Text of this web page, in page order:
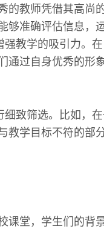
的教师凭借其高尚
够准确评估信息，
教学的吸引力。
通过自身优秀的形
细致筛选。比如，
教学目标不符的部
课堂，学生们的背